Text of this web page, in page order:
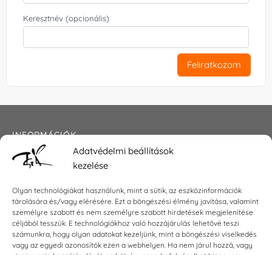
Adatvédelmi beállítások
kezelése
Olyan technológiákat használunk, mint a sütik, az eszközinformációk
tárolására és/vagy elérésére. Ezt a böngészési élmény javítása, valamint
személyre szabott és nem személyre szabott hirdetések megjelenítése
céljából tesszük. E technológiákhoz való hozzájárulás lehetővé teszi
számunkra, hogy olyan adatokat kezeljünk, mint a böngészési viselkedés
vagy az egyedi azonosítók ezen a webhelyen. Ha nem járul hozzá, vagy
Keresztnév (opcionális)
Feliratkozom
INFORMÁCIÓK
Általános szerződési feltételek
Impresszum
KAPCSOLAT